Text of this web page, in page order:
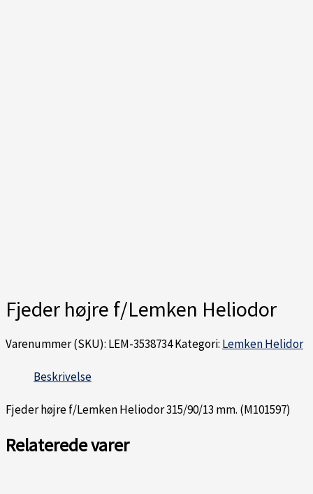
Fjeder højre f/Lemken Heliodor
Varenummer (SKU): LEM-3538734Kategori: Lemken Helidor
Beskrivelse
Fjeder højre f/Lemken Heliodor 315/90/13 mm. (M101597)
Relaterede varer